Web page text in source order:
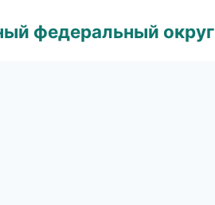
федеральный округ